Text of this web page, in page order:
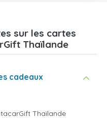
sur les cartes
Thaïlande
cadeaux
Thaïlande